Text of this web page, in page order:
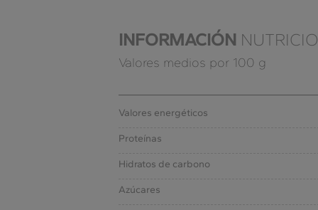
INFORMACIÓN
Valores medios por 100 g
Valores energéticos
Proteínas
Hidratos de carbono
Azúcares